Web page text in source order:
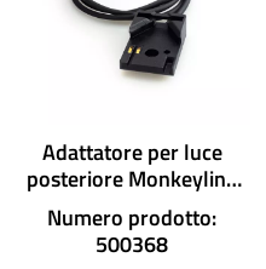
Adattatore per luce
posteriore Monkeylink
FIT
Numero prodotto:
500368